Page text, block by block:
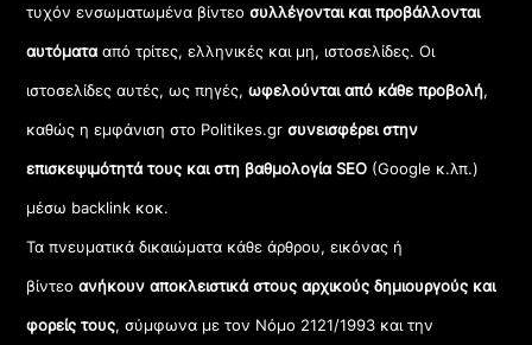
τυχόν ενσωματωμένα βίντεοσυλλέγονται και προβάλλονται
αυτόματααπό τρίτες, ελληνικές και μη, ιστοσελίδες. Οι
ιστοσελίδες αυτές, ως πηγές,ωφελούνται από κάθε προβολή,
καθώς η εμφάνιση στο Politikes.gr συνεισφέρει στην
επισκεψιμότητά τους και στη βαθμολογία SEO (Google κ.λπ.)
μέσω backlink κοκ.
Τα πνευματικά δικαιώματα κάθε άρθρου, εικόνας ή
βίντεοανήκουν αποκλειστικά στους αρχικούς δημιουργούς και
φορείς τους, σύμφωνα με τον Νόμο 2121/1993 και την